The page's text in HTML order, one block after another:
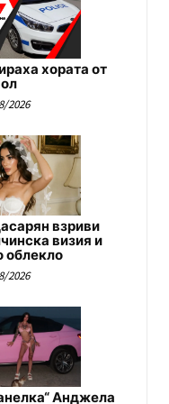
хората от
2026
взриви
визия и
облекло
2026
Анджела